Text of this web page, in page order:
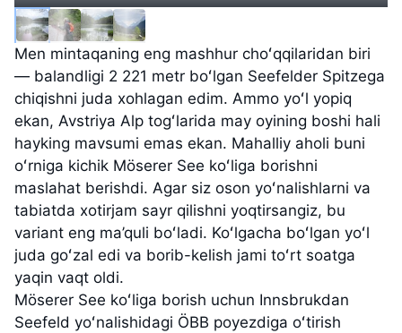
Men mintaqaning eng mashhur choʻqqilaridan biri
— balandligi 2 221 metr boʻlgan Seefelder Spitzega
chiqishni juda xohlagan edim. Ammo yoʻl yopiq
ekan, Avstriya Alp togʻlarida may oyining boshi hali
hayking mavsumi emas ekan. Mahalliy aholi buni
oʻrniga kichik Möserer See koʻliga borishni
maslahat berishdi. Agar siz oson yoʻnalishlarni va
tabiatda xotirjam sayr qilishni yoqtirsangiz, bu
variant eng ma’quli boʻladi. Koʻlgacha boʻlgan yoʻl
juda goʻzal edi va borib-kelish jami toʻrt soatga
yaqin vaqt oldi.
Möserer See koʻliga borish uchun Innsbrukdan
Seefeld yoʻnalishidagi ÖBB poyezdiga oʻtirish